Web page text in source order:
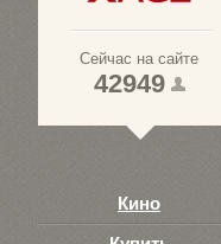
Сейчас на сайте
42949
Кино